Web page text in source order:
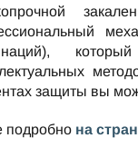
защиты вы
подробно на